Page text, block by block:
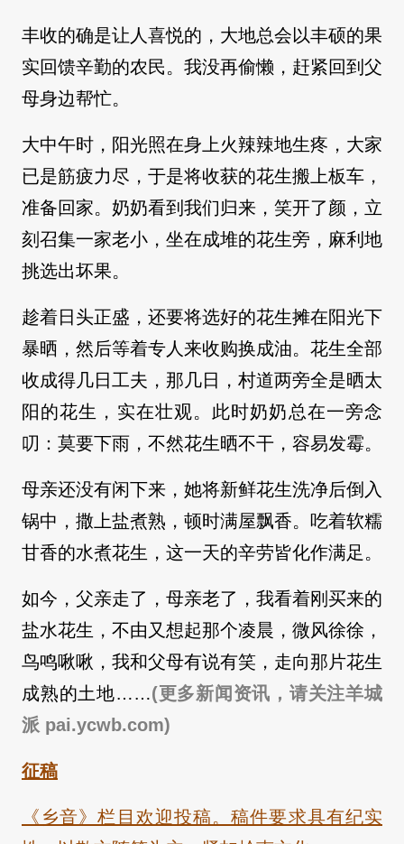
丰收的确是让人喜悦的，大地总会以丰硕的果
实回馈辛勤的农民。我没再偷懒，赶紧回到父
母身边帮忙。
大中午时，阳光照在身上火辣辣地生疼，大家
已是筋疲力尽，于是将收获的花生搬上板车，
准备回家。奶奶看到我们归来，笑开了颜，立
刻召集一家老小，坐在成堆的花生旁，麻利地
挑选出坏果。
趁着日头正盛，还要将选好的花生摊在阳光下
暴晒，然后等着专人来收购换成油。花生全部
收成得几日工夫，那几日，村道两旁全是晒太
阳的花生，实在壮观。此时奶奶总在一旁念
叨：莫要下雨，不然花生晒不干，容易发霉。
母亲还没有闲下来，她将新鲜花生洗净后倒入
锅中，撒上盐煮熟，顿时满屋飘香。吃着软糯
甘香的水煮花生，这一天的辛劳皆化作满足。
如今，父亲走了，母亲老了，我看着刚买来的
盐水花生，不由又想起那个凌晨，微风徐徐，
鸟鸣啾啾，我和父母有说有笑，走向那片花生
成熟的土地……(更多新闻资讯，请关注羊城
派 pai.ycwb.com)
征稿
《乡音》栏目欢迎投稿。稿件要求具有纪实